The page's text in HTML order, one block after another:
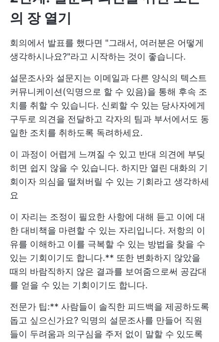
의 장 열기
회의에서 발표를 했다면 "그래서, 여러분은 어떻게
생각하시나요?"라고 시작하는 것이 좋습니다.
설문조사와 설문지는 이메일과 다른 양식의 텍스트
커뮤니케이션(익명으로 할 수 있음)을 통해 후속 조
치를 취할 수 있습니다. 신뢰할 수 있는 당사자에게
구두로 의견을 전달하고 각자의 팀과 부서에서도 동
일한 조치를 취하도록 독려하세요.
이 과정이 어렵게 느껴질 수 있고 반대 의견에 부딪
히면 쉽지 않을 수 있습니다. 하지만 열린 대화의 기
회이자 의심을 떨쳐버릴 수 있는 기회라고 생각하세
요
이 자리는 조정이 필요한 사항에 대해 듣고 이에 대
한 대비책을 마련할 수 있는 자리입니다. 저항의 이
유를 이해하고 이를 극복할 수 있는 방법을 찾을 수
있는 기회이기도 합니다.** 또한 변화하지 않았을
때의 바람직하지 않은 결과를 보여줌으로써 공감대
를 얻을 수 있는 기회이기도 합니다.
전문가 팁:** 사람들이 솔직한 피드백을 제공하도록
돕고 싶으신가요? 익명의 설문조사를 만들어 직원
들이 두려움과 의구심을 주저 없이 말할 수 있도록